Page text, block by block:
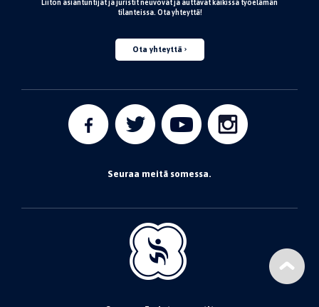
Liiton asiantuntijat ja juristit neuvovat ja auttavat kaikissa työelämän
tilanteissa. Ota yhteyttä!
Ota yhteyttä
Seuraa meitä somessa.